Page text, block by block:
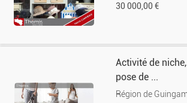
30 000,00 €
Activité de
pose de ...
Région de